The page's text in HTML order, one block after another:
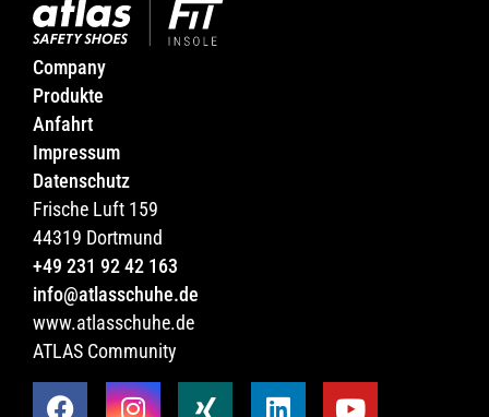
Company
Produkte
Anfahrt
Impressum
Datenschutz
Frische Luft 159
44319 Dortmund
+49 231 92 42 163
info@atlasschuhe.de
www.atlasschuhe.de